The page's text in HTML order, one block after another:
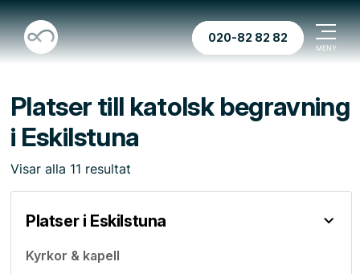
020-82 82 82
Platser till katolsk begravning
i Eskilstuna
Visar alla 11 resultat
Platser i Eskilstuna
Kyrkor & kapell